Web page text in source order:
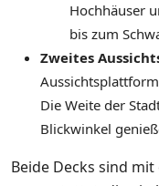
Hochhäuser
bis zum
Zweites
Die Weite der
Blickwinkel
Beide Decks sind